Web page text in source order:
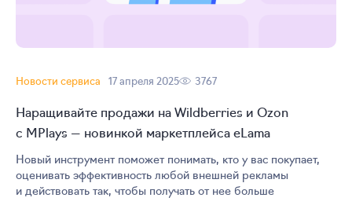
Новости сервиса 17 апреля 2025 3767
Наращивайте продажи на Wildberries и Ozon
с MPlays — новинкой маркетплейса eLama
Новый инструмент поможет понимать, кто у вас покупает,
оценивать эффективность любой внешней рекламы
и действовать так, чтобы получать от нее больше